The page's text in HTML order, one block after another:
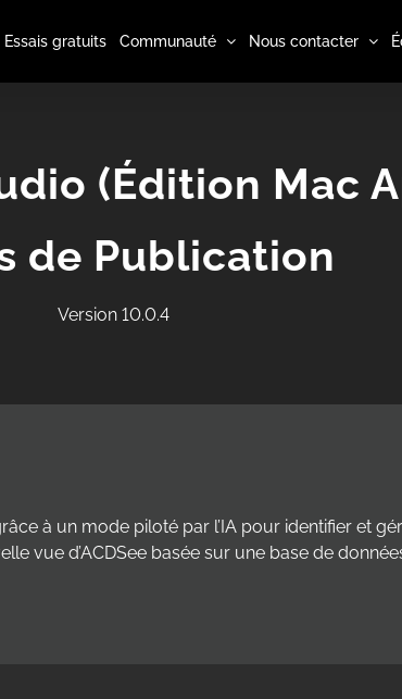
Essais gratuits Communauté Nous contacter
(Édition Mac
de Publication
Version 10.0.4
à un mode piloté par l’IA pour identifier et
vue d’ACDSee basée sur une base de